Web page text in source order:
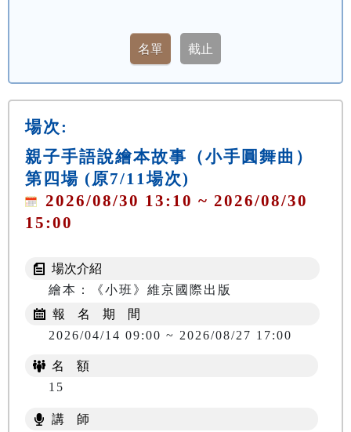
場次:
親子手語說繪本故事（小手圓舞曲）
第四場 (原7/11場次)
2026/08/30 13:10 ~ 2026/08/30
15:00
場次介紹
繪本：《小班》維京國際出版
報 名 期 間
2026/04/14 09:00 ~ 2026/08/27 17:00
名 額
15
講 師